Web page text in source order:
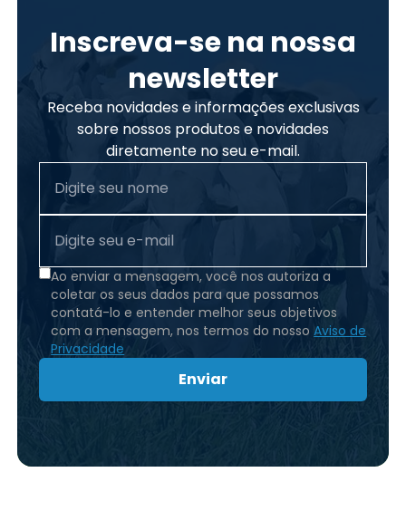
Inscreva-se na nossa
newsletter
Receba novidades e informações exclusivas
sobre nossos produtos e novidades
diretamente no seu e-mail.
Ao enviar a mensagem, você nos autoriza a
coletar os seus dados para que possamos
contatá-lo e entender melhor seus objetivos
com a mensagem, nos termos do nossoAviso de
Privacidade
Enviar